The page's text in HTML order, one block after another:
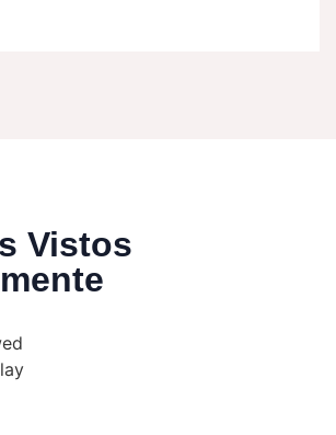
Vistos